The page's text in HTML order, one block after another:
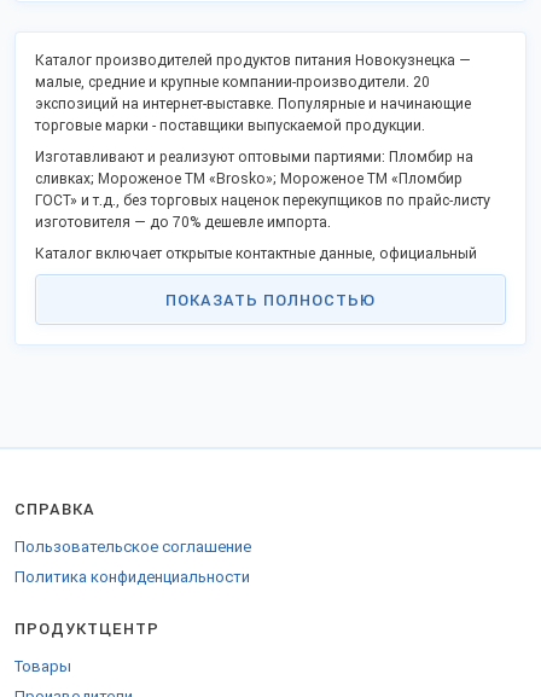
Каталог производителей продуктов питания Новокузнецка —
малые, средние и крупные компании-производители. 20
экспозиций на интернет-выставке. Популярные и начинающие
торговые марки - поставщики выпускаемой продукции.
Изготавливают и реализуют оптовыми партиями: Пломбир на
сливках; Мороженое ТМ «Brosko»; Мороженое ТМ «Пломбир
ГОСТ» и т.д., без торговых наценок перекупщиков по прайс-листу
изготовителя — до 70% дешевле импорта.
Каталог включает открытые контактные данные, официальный
сайт и дает возможность заказать продукцию оптом напрямую,
стать дистрибьютором в своём крае.
Российские производители активно включились в программу
ПОКАЗАТЬ ПОЛНОСТЬЮ
СПРАВКА
Пользовательское соглашение
Политика конфиденциальности
ПРОДУКТЦЕНТР
Товары